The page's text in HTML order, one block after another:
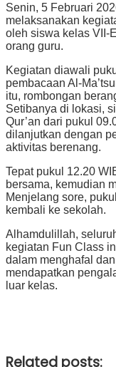
Senin, 5 Februari
melaksanakan
oleh siswa kelas VII-
orang guru.
Kegiatan diawali
pembacaan Al-
itu, rombongan
Setibanya di lokasi,
Qur’an dari pukul
dilanjutkan dengan
aktivitas berenang.
Tepat pukul 12.20
bersama, kemudian
Menjelang sore,
kembali ke sekolah.
Alhamdulillah,
kegiatan Fun Class
dalam menghafal
mendapatkan
luar kelas.
Related posts: